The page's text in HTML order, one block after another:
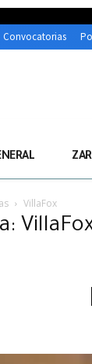
Convocatorias
VillaFox